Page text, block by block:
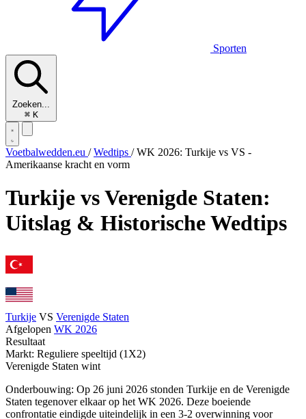
Sporten
Zoeken...
⌘ K
Voetbalwedden.eu / Wedtips / WK 2026: Turkije vs VS -
Amerikaanse kracht en vorm
Turkije vs Verenigde Staten:
Uitslag & Historische Wedtips
Turkije VS Verenigde Staten
Afgelopen WK 2026
Resultaat
Markt: Reguliere speeltijd (1X2)
Verenigde Staten wint
Onderbouwing: Op 26 juni 2026 stonden Turkije en de Verenigde
Staten tegenover elkaar op het WK 2026. Deze boeiende
confrontatie eindigde uiteindelijk in een 3-2 overwinning voor